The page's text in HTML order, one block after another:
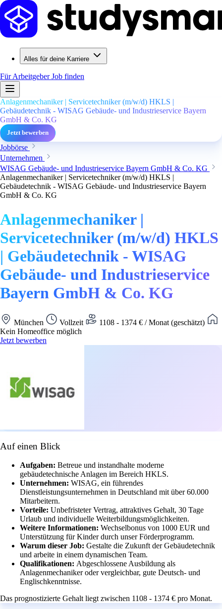
Alles für deine Karriere
Für ArbeitgeberJob finden
Anlagenmechaniker | Servicetechniker (m/w/d) HKLS |
Gebäudetechnik - WISAG Gebäude- und Industrieservice Bayern
GmbH & Co. KG
Jetzt bewerben
Jobbörse
Unternehmen
WISAG Gebäude- und Industrieservice Bayern GmbH & Co. KG
Anlagenmechaniker | Servicetechniker (m/w/d) HKLS |
Gebäudetechnik - WISAG Gebäude- und Industrieservice Bayern
GmbH & Co. KG
Anlagenmechaniker |
Servicetechniker (m/w/d) HKLS
| Gebäudetechnik - WISAG
Gebäude- und Industrieservice
Bayern GmbH & Co. KG
München Vollzeit
1108 - 1374 € / Monat (geschätzt)
Kein Homeoffice möglich
Jetzt bewerben
Auf einen Blick
Aufgaben: Betreue und instandhalte moderne
gebäudetechnische Anlagen im Bereich HKLS.
Unternehmen: WISAG, ein führendes
Dienstleistungsunternehmen in Deutschland mit über 60.000
Mitarbeitern.
Vorteile: Unbefristeter Vertrag, attraktives Gehalt, 30 Tage
Urlaub und individuelle Weiterbildungsmöglichkeiten.
Weitere Informationen: Wechselbonus von 1000 EUR und
Unterstützung für Kinder durch unser Förderprogramm.
Warum dieser Job: Gestalte die Zukunft der Gebäudetechnik
und arbeite in einem dynamischen Team.
Qualifikationen: Abgeschlossene Ausbildung als
Anlagenmechaniker oder vergleichbar, gute Deutsch- und
Englischkenntnisse.
Das prognostizierte Gehalt liegt zwischen 1108 - 1374 € pro Monat.